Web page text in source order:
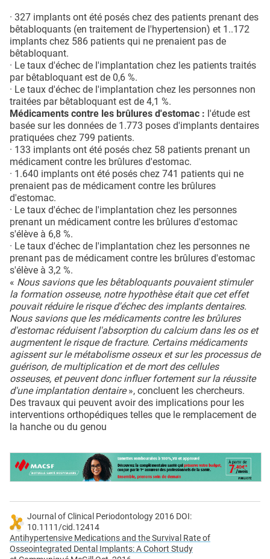
· 327 implants ont été posés chez des patients prenant des
bêtabloquants (en traitement de l'hypertension) et 1..172
implants chez 586 patients qui ne prenaient pas de
bêtabloquant.
· Le taux d'échec de l'implantation chez les patients traités
par bêtabloquant est de 0,6 %.
· Le taux d'échec de l'implantation chez les personnes non
traitées par bêtabloquant est de 4,1 %.
Médicaments contre les brûlures d'estomac : l'étude est
basée sur les données de 1.773 poses d'implants dentaires
pratiquées chez 799 patients.
· 133 implants ont été posés chez 58 patients prenant un
médicament contre les brûlures d'estomac.
· 1.640 implants ont été posés chez 741 patients qui ne
prenaient pas de médicament contre les brûlures
d'estomac.
· Le taux d'échec de l'implantation chez les personnes
prenant un médicament contre les brûlures d'estomac
s'élève à 6,8 %.
· Le taux d'échec de l'implantation chez les personnes ne
prenant pas de médicament contre les brûlures d'estomac
s'élève à 3,2 %.
« Nous savions que les bêtabloquants pouvaient stimuler
la formation osseuse, notre hypothèse était que cet effet
pouvait réduire le risque d'échec des implants dentaires.
Nous savions que les médicaments contre les brûlures
d'estomac réduisent l'absorption du calcium dans les os et
augmentent le risque de fracture. Certains médicaments
agissent sur le métabolisme osseux et sur les processus de
guérison, de multiplication et de mort des cellules
osseuses, et peuvent donc influer fortement sur la réussite
d'une implantation dentaire», concluent les chercheurs.
Des travaux qui peuvent avoir des implications pour les
interventions orthopédiques telles que le remplacement de
la hanche ou du genou
Journal of Clinical Periodontology 2016 DOI:
10.1111/cid.12414
Antihypertensive Medications and the Survival Rate of
Osseointegrated Dental Implants: A Cohort Study